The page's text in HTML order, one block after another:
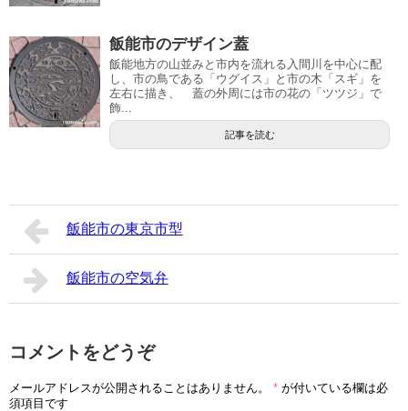
飯能市のデザイン蓋
飯能地方の山並みと市内を流れる入間川を中心に配
し、市の鳥である「ウグイス」と市の木「スギ」を
左右に描き、 蓋の外周には市の花の「ツツジ」で
飾...
記事を読む
飯能市の東京市型
飯能市の空気弁
コメントをどうぞ
メールアドレスが公開されることはありません。 * が付いている欄は必
須項目です